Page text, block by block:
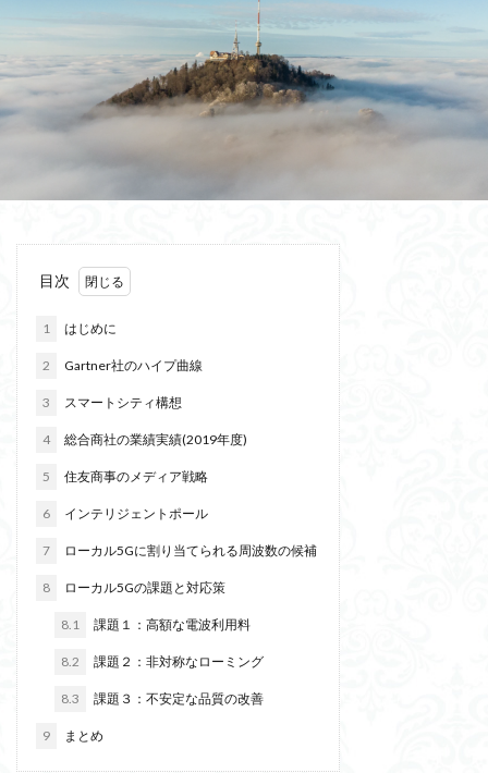
目次
1 はじめに
2 Gartner社のハイプ曲線
3 スマートシティ構想
4 総合商社の業績実績(2019年度)
5 住友商事のメディア戦略
6 インテリジェントポール
7 ローカル5Gに割り当てられる周波数の候補
8 ローカル5Gの課題と対応策
8.1 課題１：高額な電波利用料
8.2 課題２：非対称なローミング
8.3 課題３：不安定な品質の改善
9 まとめ